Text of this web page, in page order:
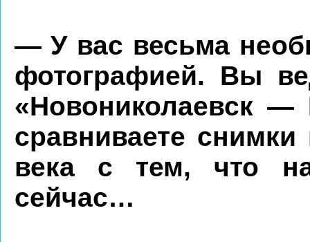
— У вас весьма
фотографией. Вы
«Новониколаевск —
сравниваете
века с тем, что
сейчас…